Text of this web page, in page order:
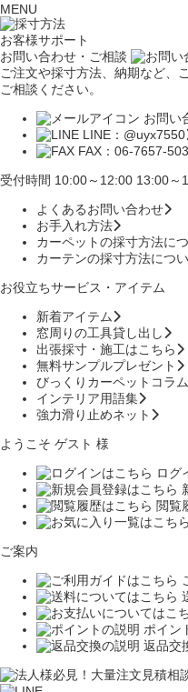
MENU
お客様サポート
お問い合わせ・ご相談
ご注文や採寸方法、納期など、
ご相談ください。
お問い
LINE：@uyx7550
FAX：06-7657-
受付時間 10:00～12:00 13:00～
よくあるお問い合わせ
お手入れ方法
カーペットの採寸方法に
カーテンの採寸方法につ
お役立ちサービス・アイテム
新着アイテム
窓周りの工具貸し出し
出張採寸・施工はこちら
無料サンプルプレゼント
びっくりカーペットコラム
インテリア用語集
強力滑り止めネット
ようこそ ゲスト 様
ログ
閲覧
ご案内
ポイン
返品交